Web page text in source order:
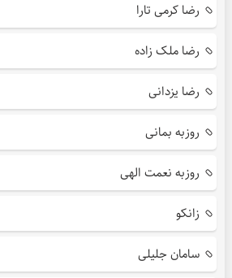
رضا کرمی تارا
رضا ملک زاده
رضا یزدانی
روزبه بمانی
روزبه نعمت الهی
زانکو
سامان جلیلی